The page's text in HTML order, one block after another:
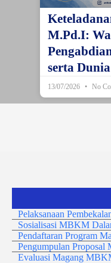
M.Pd.I:
serta
13/07/2026 No
Pelaksanaan
Sosialisasi MBKM
Pendaftaran Program
Pengumpulan
Evaluasi Magang